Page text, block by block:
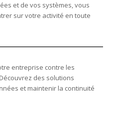
et de vos systèmes, vous
sur votre activité en toute
entreprise contre les
des solutions
et maintenir la continuité